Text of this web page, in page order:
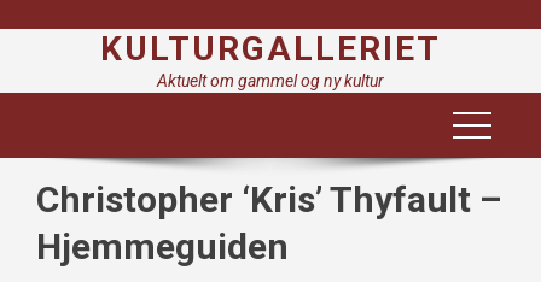
KULTURGALLERIET
Aktuelt om gammel og ny kultur
Christopher ‘Kris’ Thyfault –
Hjemmeguiden